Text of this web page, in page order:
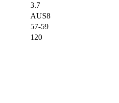
3.7
AUS8
57-59
120